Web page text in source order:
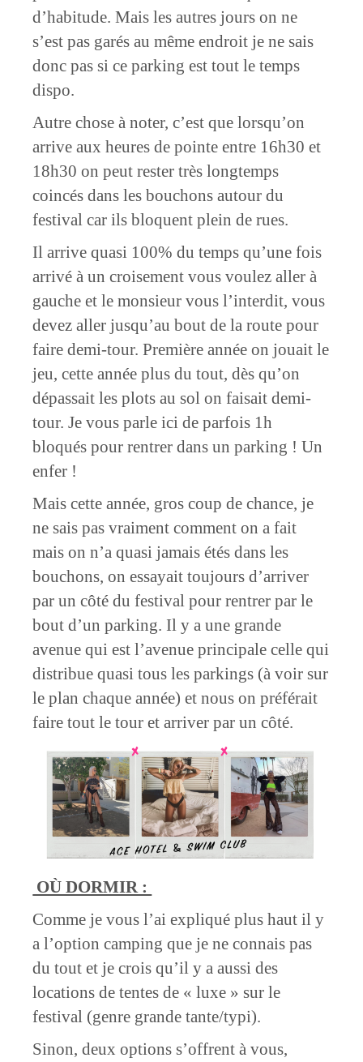
d’habitude. Mais les autres jours on ne
s’est pas garés au même endroit je ne sais
donc pas si ce parking est tout le temps
dispo.
Autre chose à noter, c’est que lorsqu’on
arrive aux heures de pointe entre 16h30 et
18h30 on peut rester très longtemps
coincés dans les bouchons autour du
festival car ils bloquent plein de rues.
Il arrive quasi 100% du temps qu’une fois
arrivé à un croisement vous voulez aller à
gauche et le monsieur vous l’interdit, vous
devez aller jusqu’au bout de la route pour
faire demi-tour. Première année on jouait le
jeu, cette année plus du tout, dès qu’on
dépassait les plots au sol on faisait demi-
tour. Je vous parle ici de parfois 1h
bloqués pour rentrer dans un parking ! Un
enfer !
Mais cette année, gros coup de chance, je
ne sais pas vraiment comment on a fait
mais on n’a quasi jamais étés dans les
bouchons, on essayait toujours d’arriver
par un côté du festival pour rentrer par le
bout d’un parking. Il y a une grande
avenue qui est l’avenue principale celle qui
distribue quasi tous les parkings (à voir sur
le plan chaque année) et nous on préférait
faire tout le tour et arriver par un côté.
OÙ DORMIR :
Comme je vous l’ai expliqué plus haut il y
a l’option camping que je ne connais pas
du tout et je crois qu’il y a aussi des
locations de tentes de « luxe » sur le
festival (genre grande tante/typi).
Sinon, deux options s’offrent à vous,